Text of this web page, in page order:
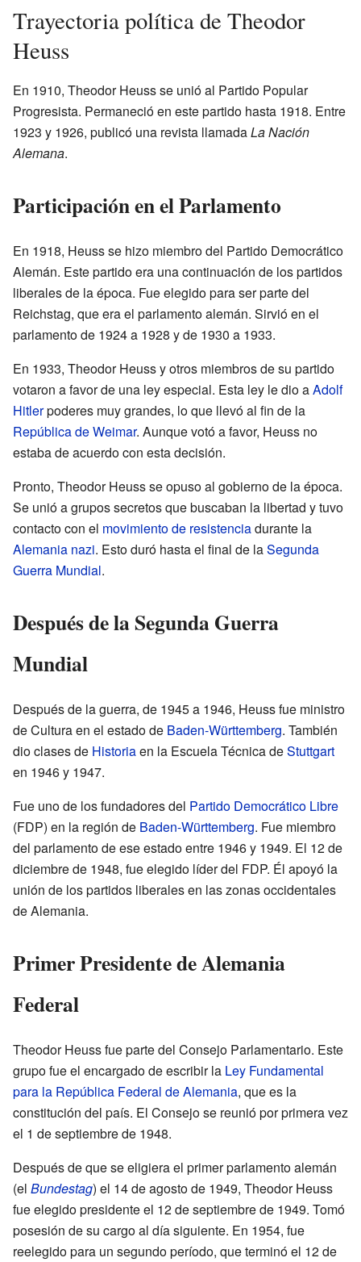
Trayectoria política de Theodor
Heuss
En 1910, Theodor Heuss se unió al Partido Popular
Progresista. Permaneció en este partido hasta 1918. Entre
1923 y 1926, publicó una revista llamadaLa Nación
Alemana.
Participación en el Parlamento
En 1918, Heuss se hizo miembro del Partido Democrático
Alemán. Este partido era una continuación de los partidos
liberales de la época. Fue elegido para ser parte del
Reichstag, que era el parlamento alemán. Sirvió en el
parlamento de 1924 a 1928 y de 1930 a 1933.
En 1933, Theodor Heuss y otros miembros de su partido
votaron a favor de una ley especial. Esta ley le dio aAdolf
Hitlerpoderes muy grandes, lo que llevó al fin de la
República de Weimar. Aunque votó a favor, Heuss no
estaba de acuerdo con esta decisión.
Pronto, Theodor Heuss se opuso al gobierno de la época.
Se unió a grupos secretos que buscaban la libertad y tuvo
contacto con el movimiento de resistenciadurante la
Alemania nazi. Esto duró hasta el final de laSegunda
Guerra Mundial.
Después de la Segunda Guerra
Mundial
Después de la guerra, de 1945 a 1946, Heuss fue ministro
de Cultura en el estado de Baden-Württemberg. También
dio clases de Historiaen la Escuela Técnica deStuttgart
en 1946 y 1947.
Fue uno de los fundadores del Partido Democrático Libre
(FDP) en la región de Baden-Württemberg. Fue miembro
del parlamento de ese estado entre 1946 y 1949. El 12 de
diciembre de 1948, fue elegido líder del FDP. Él apoyó la
unión de los partidos liberales en las zonas occidentales
de Alemania.
Primer Presidente de Alemania
Federal
Theodor Heuss fue parte del Consejo Parlamentario. Este
grupo fue el encargado de escribir la Ley Fundamental
para la República Federal de Alemania, que es la
constitución del país. El Consejo se reunió por primera vez
el 1 de septiembre de 1948.
Después de que se eligiera el primer parlamento alemán
(el Bundestag) el 14 de agosto de 1949, Theodor Heuss
fue elegido presidente el 12 de septiembre de 1949. Tomó
posesión de su cargo al día siguiente. En 1954, fue
reelegido para un segundo período, que terminó el 12 de